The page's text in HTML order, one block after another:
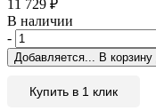
11 729 ₽
В наличии
-
Добавляется... В корзину
Купить в 1 клик